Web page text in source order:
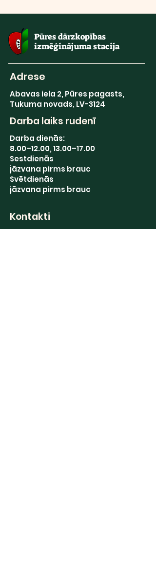
Pūres dārzkopības
izmēģinājuma stacija
Adrese
Abavas iela 2, Pūres pagasts,
Tukuma novads, LV-3124
Darba laiks rudenī
Darba dienās:
8.00–12.00, 13.00–17.00
Sestdienās
jāzvana pirms brauc
Svētdienās
jāzvana pirms brauc
Kontakti